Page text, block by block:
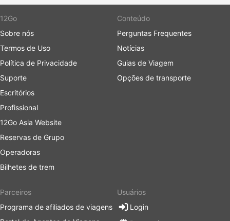
12Go
Sobre nós
Termos de Uso
Política de Privacidade
Suporte
Escritórios
Profissional
12Go Asia Website
Reservas de Grupo
Operadoras
Bilhetes de trem
Conteúdo
Perguntas Frequentes
Notícias
Guias de Viagem
Opções de transporte
Parceiros
Programa de afiliados de viagens
Usuários
Login